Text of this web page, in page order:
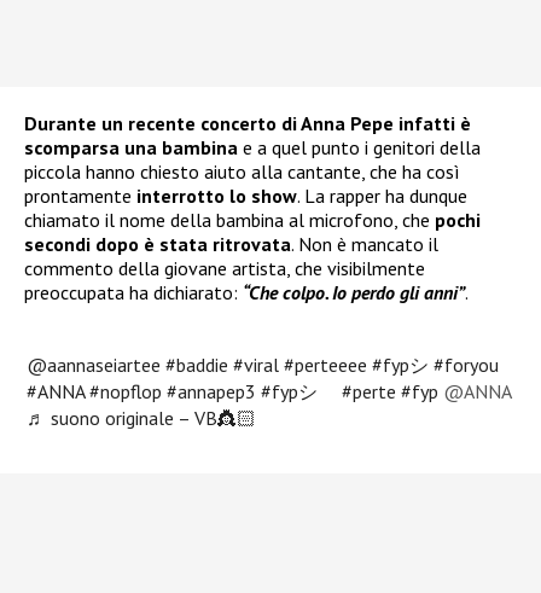
Durante un recente concerto di Anna Pepe infatti è
scomparsa una bambina e a quel punto i genitori della
piccola hanno chiesto aiuto alla cantante, che ha così
prontamente interrotto lo show. La rapper ha dunque
chiamato il nome della bambina al microfono, che pochi
secondi dopo è stata ritrovata. Non è mancato il
commento della giovane artista, che visibilmente
preoccupata ha dichiarato: “Che colpo. Io perdo gli anni”.
@aannaseiartee #baddie #viral #perteeee #fypシ #foryou
#ANNA #nopflop #annapep3 #fypシ゚ #perte #fyp @ANNA
♬ suono originale – VB👸🏻